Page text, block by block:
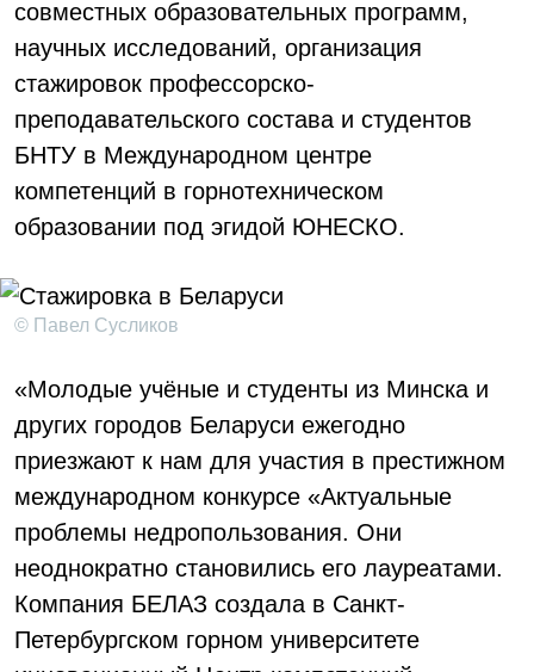
совместных образовательных программ,
научных исследований, организация
стажировок профессорско-
преподавательского состава и студентов
БНТУ в Международном центре
компетенций в горнотехническом
образовании под эгидой ЮНЕСКО.
© Павел Сусликов
«Молодые учёные и студенты из Минска и
других городов Беларуси ежегодно
приезжают к нам для участия в престижном
международном конкурсе «Актуальные
проблемы недропользования. Они
неоднократно становились его лауреатами.
Компания БЕЛАЗ создала в Санкт-
Петербургском горном университете